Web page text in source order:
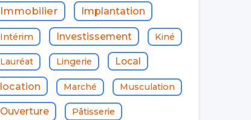
Immobilier Implantation
Intérim Investissement Kiné
Lauréat Lingerie Local
location Marché Musculation
Ouverture Pâtisserie